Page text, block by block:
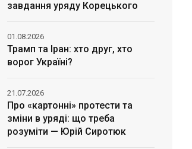
завдання уряду Корецького
Трамп та Іран: хто друг, хто
ворог Україні?
01.08.2026
Про «картонні» протести та
зміни в уряді: що треба
розуміти — Юрій Сиротюк
21.07.2026